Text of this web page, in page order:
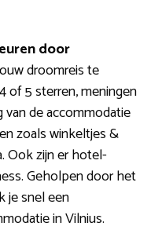
door
droomreis te
of 5 sterren, meningen
van de accommodatie
zoals winkeltjes &
Ook zijn er hotel-
Geholpen door het
je snel een
in Vilnius.